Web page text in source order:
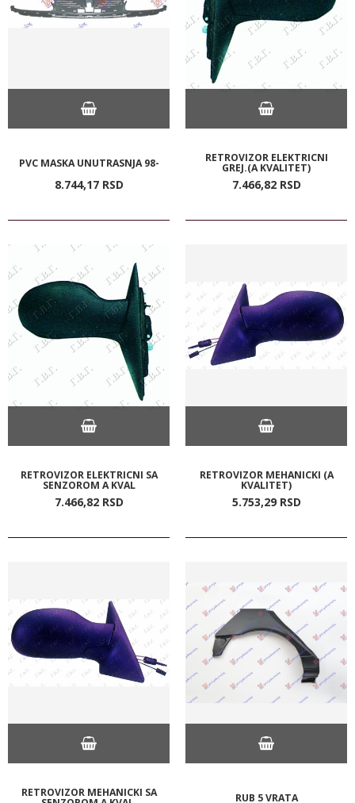
PVC MASKA UNUTRASNJA 98-
8.744,17 RSD
RETROVIZOR ELEKTRICNI
GREJ.(A KVALITET)
7.466,82 RSD
RETROVIZOR ELEKTRICNI SA
SENZOROM A KVAL
7.466,82 RSD
RETROVIZOR MEHANICKI (A
KVALITET)
5.753,29 RSD
RETROVIZOR MEHANICKI SA RUB 5 VRATA